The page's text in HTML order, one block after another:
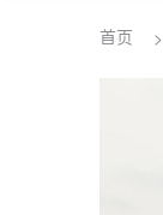
养老首页